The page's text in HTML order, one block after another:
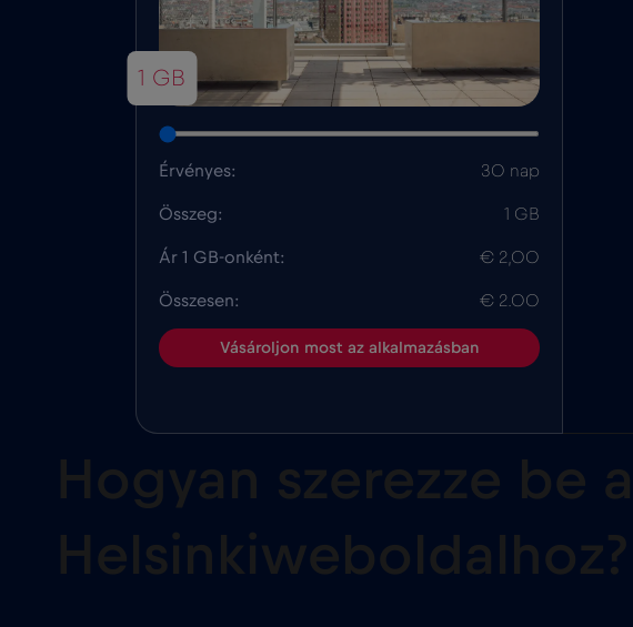
1 GB
Érvényes: 30 nap
Összeg: 1 GB
Ár 1 GB-onként: € 2,00
Összesen: € 2.00
Vásároljon most az alkalmazásban
Hogyan szerezze be
Helsinkiweboldalhoz?